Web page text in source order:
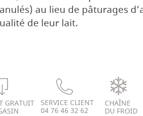
au lieu de pâturages
de leur lait.
GRATUIT SERVICE CLIENT
04 76 46 32 62
CHAÎNE
DU FROID